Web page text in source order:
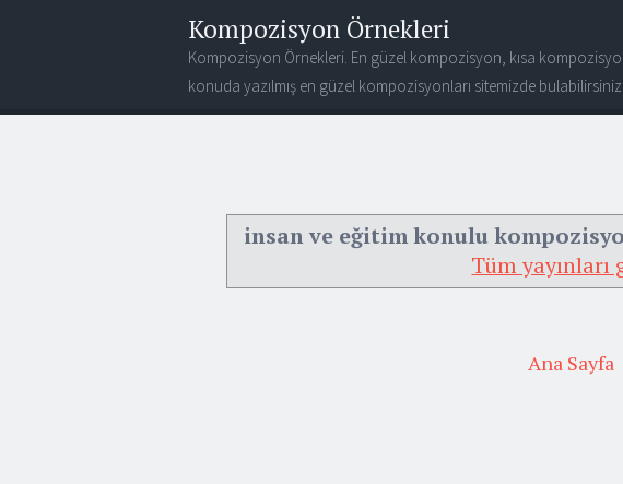
Kompozisyon Örnekleri
Kompozisyon Örnekleri. En güzel kompozisyon, kısa
konuda yazılmış en güzel kompozisyonları sitemizde bulabilirsiniz.
insan ve eğitim konulu
Tüm yayınları
Ana Sayfa